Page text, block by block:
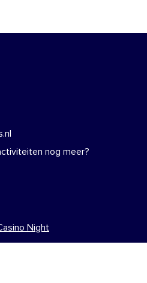
nog meer?
Night